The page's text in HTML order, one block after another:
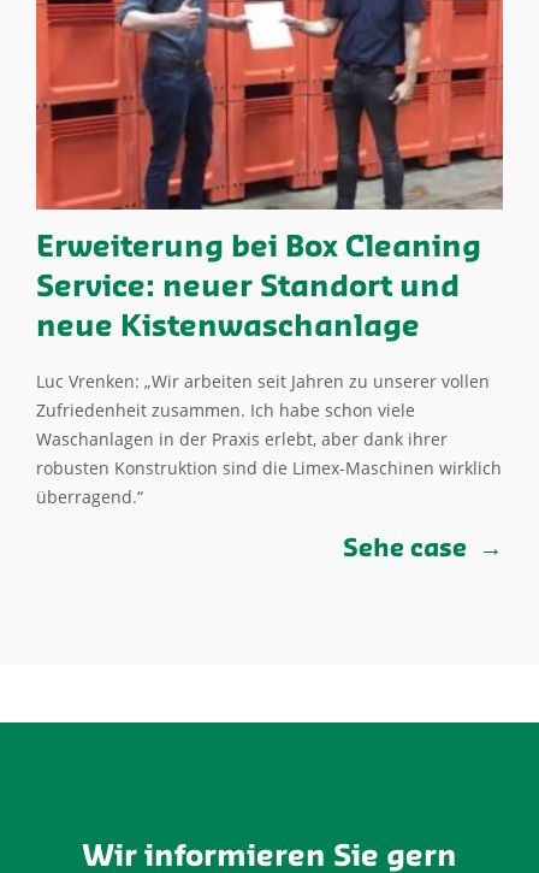
Erweiterung bei Box Cleaning
Service: neuer Standort und
neue Kistenwaschanlage
Luc Vrenken: „Wir arbeiten seit Jahren zu unserer vollen
Zufriedenheit zusammen. Ich habe schon viele
Waschanlagen in der Praxis erlebt, aber dank ihrer
robusten Konstruktion sind die Limex-Maschinen wirklich
überragend.“
Sehe case
Wir informieren Sie gern